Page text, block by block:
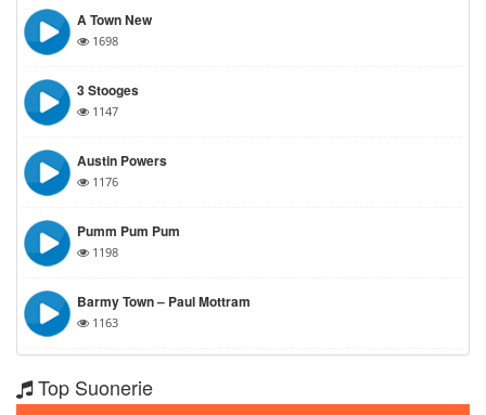
A Town New
1698
3 Stooges
1147
Austin Powers
1176
Pumm Pum Pum
1198
Barmy Town – Paul Mottram
1163
Top Suonerie